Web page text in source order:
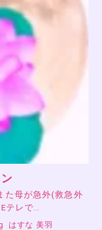
た母が急外(救急外
テレで…
はすな 美羽